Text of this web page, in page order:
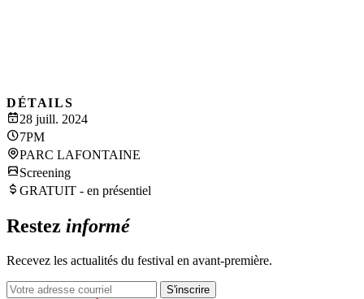
DÉTAILS
28 juill. 2024
7PM
PARC LAFONTAINE
Screening
GRATUIT - en présentiel
Restez informé
Recevez les actualités du festival en avant-première.
S'inscrire